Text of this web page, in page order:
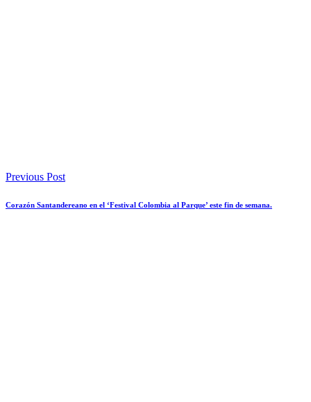
Previous Post
Corazón Santandereano en el ‘Festival Colombia al Parque’ este fin de semana.